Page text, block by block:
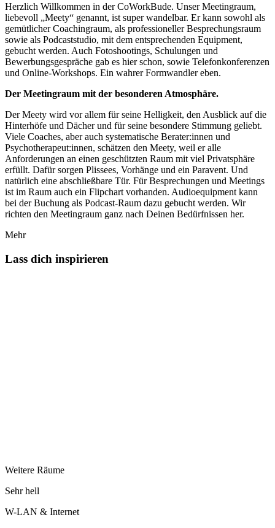
Herzlich Willkommen in der CoWorkBude. Unser Meetingraum,
liebevoll „Meety“ genannt, ist super wandelbar. Er kann sowohl als
gemütlicher Coachingraum, als professioneller Besprechungsraum
sowie als Podcaststudio, mit dem entsprechenden Equipment,
gebucht werden. Auch Fotoshootings, Schulungen und
Bewerbungsgespräche gab es hier schon, sowie Telefonkonferenzen
und Online-Workshops. Ein wahrer Formwandler eben.
Der Meetingraum mit der besonderen Atmosphäre.
Der Meety wird vor allem für seine Helligkeit, den Ausblick auf die
Hinterhöfe und Dächer und für seine besondere Stimmung geliebt.
Viele Coaches, aber auch systematische Berater:innen und
Psychotherapeut:innen, schätzen den Meety, weil er alle
Anforderungen an einen geschützten Raum mit viel Privatsphäre
erfüllt. Dafür sorgen Plissees, Vorhänge und ein Paravent. Und
natürlich eine abschließbare Tür. Für Besprechungen und Meetings
ist im Raum auch ein Flipchart vorhanden. Audioequipment kann
bei der Buchung als Podcast-Raum dazu gebucht werden. Wir
richten den Meetingraum ganz nach Deinen Bedürfnissen her.
Mehr
Lass dich inspirieren
Weitere Räume
Sehr hell
W-LAN & Internet